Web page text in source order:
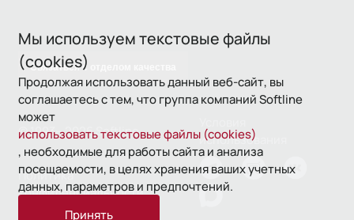
Мы используем текстовые файлы
(cookies)
Продолжая использовать данный веб-сайт, вы
соглашаетесь с тем, что группа компаний Softline
может
использовать текстовые файлы (cookies)
, необходимые для работы сайта и анализа
посещаемости, в целях хранения ваших учетных
данных, параметров и предпочтений.
Принять
Связаться с отделом качества
© 1993—2026 Softline
использования
Политика
конфиденциальности